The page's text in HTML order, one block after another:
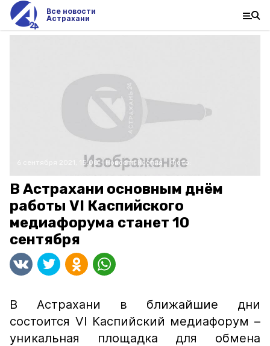
Все новости
Астрахани
6 сентября 2021, 15:00 Новости Каспия Фото:
В Астрахани основным днём
работы VI Каспийского
медиафорума станет 10
сентября
В Астрахани в ближайшие дни
состоится VI Каспийский медиафорум –
уникальная площадка для обмена